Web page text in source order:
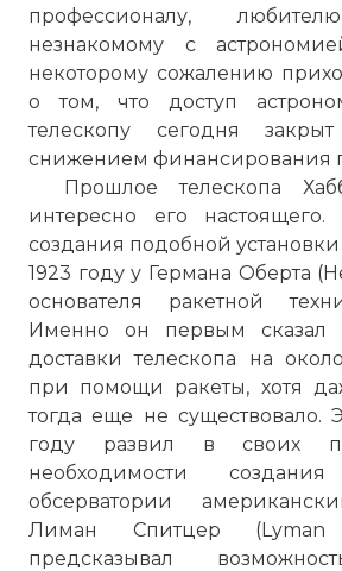
профессионалу,
незнакомому с
некоторому сожалению
о том, что доступ
телескопу сегодня
снижением финансирования
Прошлое телескопа
интересно его
создания подобной
1923 году у Германа Оберта
основателя ракетной
Именно он первым сказал
доставки телескопа на
при помощи ракеты, хотя
тогда еще не существовало.
году развил в своих
необходимости
обсерватории
Лиман Спитцер
предсказывал